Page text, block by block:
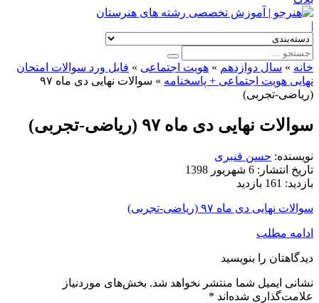
|
خانه » سال دوازدهم » هویت اجتماعی » فایل ورد سوالات امتحان
نهایی هویت اجتماعی + پاسخنامه »
سوالات نهایی دی ماه ۹۷
(ریاضی-تجربی)
سوالات نهایی دی ماه ۹۷ (ریاضی-تجربی)
نویسنده: حسن قنبری
تاریخ انتشار: 6 شهریور 1398
بازدید: 161 بازدید
سوالات نهایی دی ماه ۹۷ (ریاضی-تجربی)
ادامه مطلب
دیدگاهتان را بنویسید
نشانی ایمیل شما منتشر نخواهد شد. بخش‌های موردنیاز
علامت‌گذاری شده‌اند *